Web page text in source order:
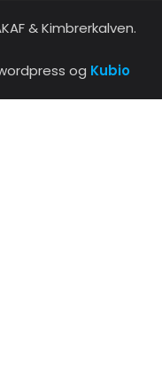
& Kimbrerkalven.
og Kubio